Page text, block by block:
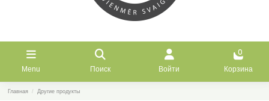
Menu Поиск Войти
0
Корзина
Главная Другие продукты